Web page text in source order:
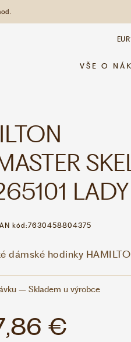
EUR
VŠE O
LADY
kód:7630458804375
dámské hodinky
– Skladem u výrobce
€